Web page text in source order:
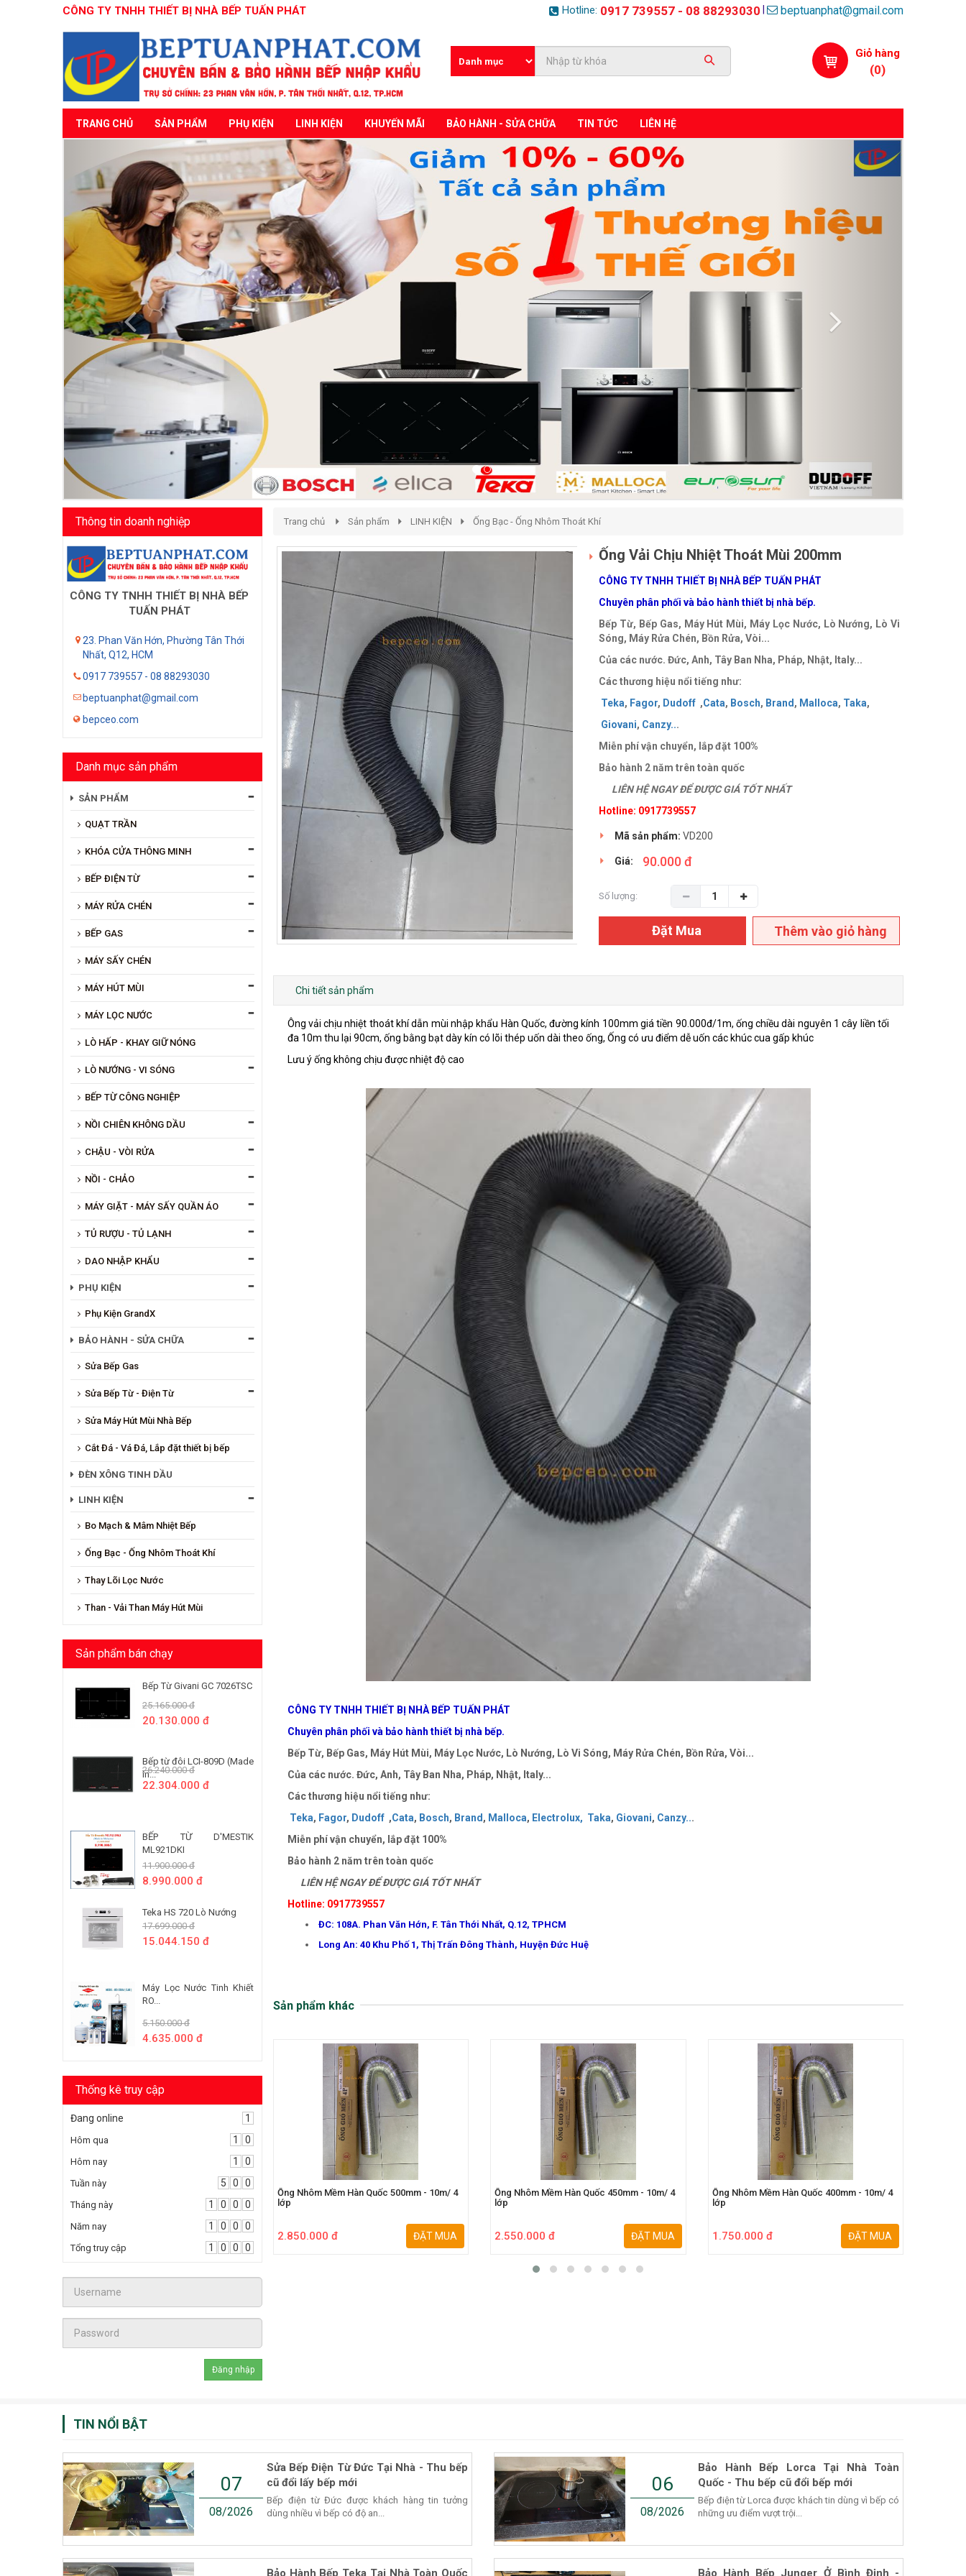
CÔNG TY TNHH THIẾT BỊ NHÀ BẾP TUẤN PHÁT Hotline: 0917 739557 - 08 88293030 beptuanphat@gmail.com
Giỏ hàng
(0)
TRANG CHỦ SẢN PHẨM PHỤ KIỆN LINH KIỆN KHUYẾN MÃI BẢO HÀNH - SỬA CHỮA TIN TỨC LIÊN HỆ
Previous Next
Thông tin doanh nghiệp
CÔNG TY TNHH THIẾT BỊ NHÀ BẾP
TUẤN PHÁT
23. Phan Văn Hớn, Phường Tân Thới
Nhất, Q12, HCM
0917 739557 - 08 88293030
beptuanphat@gmail.com
bepceo.com
Danh mục sản phẩm
SẢN PHẨM
QUẠT TRẦN
KHÓA CỬA THÔNG MINH
BẾP ĐIỆN TỪ
MÁY RỬA CHÉN
BẾP GAS
MÁY SẤY CHÉN
MÁY HÚT MÙI
MÁY LỌC NƯỚC
LÒ HẤP - KHAY GIỮ NÓNG
LÒ NƯỚNG - VI SÓNG
BẾP TỪ CÔNG NGHIỆP
NỒI CHIÊN KHÔNG DẦU
CHẬU - VÒI RỬA
NỒI - CHẢO
MÁY GIẶT - MÁY SẤY QUẦN ÁO
TỦ RƯỢU - TỦ LẠNH
DAO NHẬP KHẨU
PHỤ KIỆN
Phụ Kiện GrandX
BẢO HÀNH - SỬA CHỮA
Sửa Bếp Gas
Sửa Bếp Từ - Điện Từ
Sửa Máy Hút Mùi Nhà Bếp
Cắt Đá - Vá Đá, Lắp đặt thiết bị bếp
ĐÈN XÔNG TINH DẦU
LINH KIỆN
Bo Mạch & Mâm Nhiệt Bếp
Ống Bạc - Ống Nhôm Thoát Khí
Thay Lõi Lọc Nước
Than - Vải Than Máy Hút Mùi
Sản phẩm bán chạy
Bếp Từ Givani GC 7026TSC
25.165.000 đ
20.130.000 đ
Bếp từ đôi LCI-809D (Made
In...
26.240.000 đ
22.304.000 đ
BẾP TỪ D'MESTIK
ML921DKI
11.900.000 đ
8.990.000 đ
Teka HS 720 Lò Nướng
17.699.000 đ
15.044.150 đ
Máy Lọc Nước Tinh Khiết
RO...
5.150.000 đ
4.635.000 đ
Thống kê truy cập
Đang online 1
Hôm qua 1 0
Hôm nay 1 0
Tuần này 5 0 0
Tháng này 1 0 0 0
Năm nay 1 0 0 0
Tổng truy cập 1 0 0 0
Trang chủ Sản phẩm LINH KIỆN Ống Bạc - Ống Nhôm Thoát Khí
Ống Vải Chịu Nhiệt Thoát Mùi 200mm
CÔNG TY TNHH THIẾT BỊ NHÀ BẾP TUẤN PHÁT
Chuyên phân phối và bảo hành thiết bị nhà bếp.
Bếp Từ, Bếp Gas, Máy Hút Mùi, Máy Lọc Nước, Lò Nướng, Lò Vi
Sóng, Máy Rửa Chén, Bồn Rửa, Vòi...
Của các nước. Đức, Anh, Tây Ban Nha, Pháp, Nhật, Italy...
Các thương hiệu nổi tiếng như:
Teka, Fagor, Dudoff ,Cata, Bosch, Brand, Malloca, Taka,
Giovani, Canzy...
Miễn phí vận chuyển, lắp đặt 100%
Bảo hành 2 năm trên toàn quốc
LIÊN HỆ NGAY ĐỂ ĐƯỢC GIÁ TỐT NHẤT
Hotline: 0917739557
Mã sản phẩm: VD200
Giá: 90.000 đ
Số lượng:
Đặt Mua Thêm vào giỏ hàng
Chi tiết sản phẩm
Ông vải chịu nhiệt thoát khí dẫn mùi nhập khẩu Hàn Quốc, đường kính 100mm giá tiền 90.000đ/1m, ống chiều dài nguyên 1 cây liền tối
đa 10m thu lại 90cm, ống bằng bạt dày kín có lõi thép uốn dài theo ống, Ống có ưu điểm dễ uốn các khúc cua gấp khúc
Lưu ý ống không chịu được nhiệt độ cao
CÔNG TY TNHH THIẾT BỊ NHÀ BẾP TUẤN PHÁT
Chuyên phân phối và bảo hành thiết bị nhà bếp.
Bếp Từ, Bếp Gas, Máy Hút Mùi, Máy Lọc Nước, Lò Nướng, Lò Vi Sóng, Máy Rửa Chén, Bồn Rửa, Vòi...
Của các nước. Đức, Anh, Tây Ban Nha, Pháp, Nhật, Italy...
Các thương hiệu nổi tiếng như:
Teka, Fagor, Dudoff ,Cata, Bosch, Brand, Malloca, Electrolux, Taka, Giovani, Canzy...
Miễn phí vận chuyển, lắp đặt 100%
Bảo hành 2 năm trên toàn quốc
LIÊN HỆ NGAY ĐỂ ĐƯỢC GIÁ TỐT NHẤT
Hotline: 0917739557
ĐC: 108A. Phan Văn Hớn, F. Tân Thới Nhất, Q.12, TPHCM
Long An: 40 Khu Phố 1, Thị Trấn Đông Thành, Huyện Đức Huệ
Sản phẩm khác
Ống Nhôm Mềm Hàn Quốc 500mm - 10m/ 4
lớp
2.850.000 đ ĐẶT MUA
Ống Nhôm Mềm Hàn Quốc 450mm - 10m/ 4
lớp
2.550.000 đ ĐẶT MUA
Ống Nhôm Mềm Hàn Quốc 400mm - 10m/ 4
lớp
1.750.000 đ ĐẶT MUA
TIN NỔI BẬT
07
08/2026
Sửa Bếp Điện Từ Đức Tại Nhà - Thu bếp
cũ đổi lấy bếp mới
Bếp điện từ Đức được khách hàng tin tưởng
dùng nhiều vì bếp có độ an...
06
08/2026
Bảo Hành Bếp Lorca Tại Nhà Toàn
Quốc - Thu bếp cũ đổi bếp mới
Bếp điện từ Lorca được khách tin dùng vì bếp có
những ưu điểm vượt trội...
Bảo Hành Bếp Teka Tại Nhà Toàn Quốc Bảo Hành Bếp Junger Ở Bình Định -